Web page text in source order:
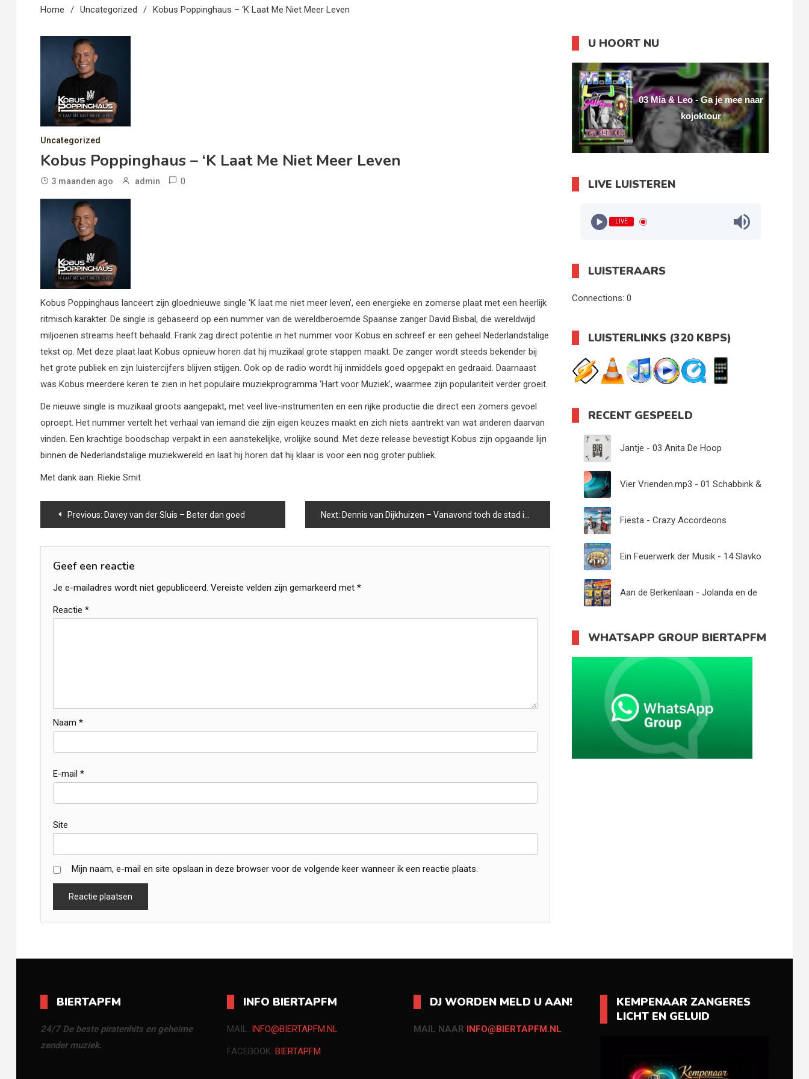
Home Uncategorized Kobus Poppinghaus – ‘k Laat Me Niet Meer Leven
Uncategorized
Kobus Poppinghaus – ‘k Laat Me Niet Meer Leven
3 maanden ago admin 0
Kobus Poppinghaus lanceert zijn gloednieuwe single ‘K laat me niet meer leven’, een energieke en zomerse plaat met een heerlijk
ritmisch karakter. De single is gebaseerd op een nummer van de wereldberoemde Spaanse zanger David Bisbal, die wereldwijd
miljoenen streams heeft behaald. Frank zag direct potentie in het nummer voor Kobus en schreef er een geheel Nederlandstalige
tekst op. Met deze plaat laat Kobus opnieuw horen dat hij muzikaal grote stappen maakt. De zanger wordt steeds bekender bij
het grote publiek en zijn luistercijfers blijven stijgen. Ook op de radio wordt hij inmiddels goed opgepakt en gedraaid. Daarnaast
was Kobus meerdere keren te zien in het populaire muziekprogramma ‘Hart voor Muziek’, waarmee zijn populariteit verder groeit.
De nieuwe single is muzikaal groots aangepakt, met veel live-instrumenten en een rijke productie die direct een zomers gevoel
oproept. Het nummer vertelt het verhaal van iemand die zijn eigen keuzes maakt en zich niets aantrekt van wat anderen daarvan
vinden. Een krachtige boodschap verpakt in een aanstekelijke, vrolijke sound. Met deze release bevestigt Kobus zijn opgaande lijn
binnen de Nederlandstalige muziekwereld en laat hij horen dat hij klaar is voor een nog groter publiek.
Met dank aan: Riekie Smit
Bericht
navigatie
Previous: Davey van der Sluis – Beter dan goed Next: Dennis van Dijkhuizen – Vanavond toch de stad in
Geef een reactie
Je e-mailadres wordt niet gepubliceerd. Vereiste velden zijn gemarkeerd met *
Reactie *
Naam *
E-mail *
Site
Mijn naam, e-mail en site opslaan in deze browser voor de volgende keer wanneer ik een reactie plaats.
U HOORT NU
03 Mia & Leo - Ga je mee naar
kojoktour
LIVE LUISTEREN
LIVE
LUISTERAARS
Connections:0
LUISTERLINKS (320 KBPS)
RECENT GESPEELD
Jantje - 03 Anita De Hoop
Vier Vrienden.mp3 - 01 Schabbink &
Fiësta - Crazy Accordeons
Ein Feuerwerk der Musik - 14 Slavko
Aan de Berkenlaan - Jolanda en de
WHATSAPP GROUP BIERTAPFM
BIERTAPFM
24/7 De beste piratenhits en geheime
zender muziek.
INFO BIERTAPFM
MAIL: INFO@BIERTAPFM.NL
FACEBOOK: BIERTAPFM
DJ WORDEN MELD U AAN!
MAIL NAAR INFO@BIERTAPFM.NL
KEMPENAAR ZANGERES
LICHT EN GELUID